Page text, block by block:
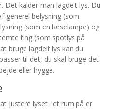
Det kalder man lagdelt lys. Du
generel belysning (som
(som en læselampe) og
ting (som spotlys på
bruge lagdelt lys kan du
til det, du skal bruge det
eller hygge.
justere lyset i et rum på er